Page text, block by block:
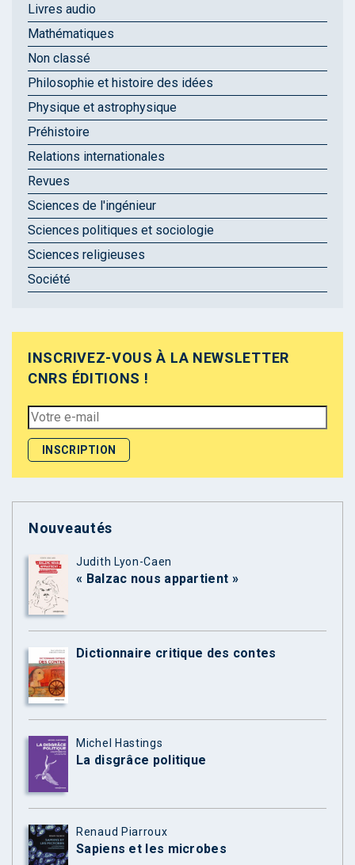
Livres audio
Mathématiques
Non classé
Philosophie et histoire des idées
Physique et astrophysique
Préhistoire
Relations internationales
Revues
Sciences de l'ingénieur
Sciences politiques et sociologie
Sciences religieuses
Société
INSCRIVEZ-VOUS À LA NEWSLETTER
CNRS ÉDITIONS !
Nouveautés
Judith Lyon-Caen
« Balzac nous appartient »
Dictionnaire critique des contes
Michel Hastings
La disgrâce politique
Renaud Piarroux
Sapiens et les microbes